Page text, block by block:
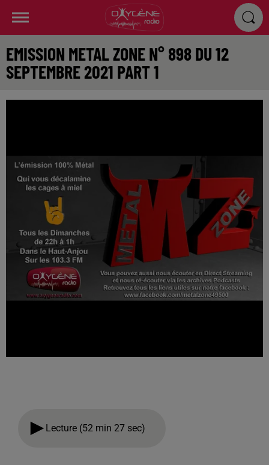
EMISSION METAL ZONE N° 898 DU 12
SEPTEMBRE 2021 PART 1
Lecture (52 min 27 sec)